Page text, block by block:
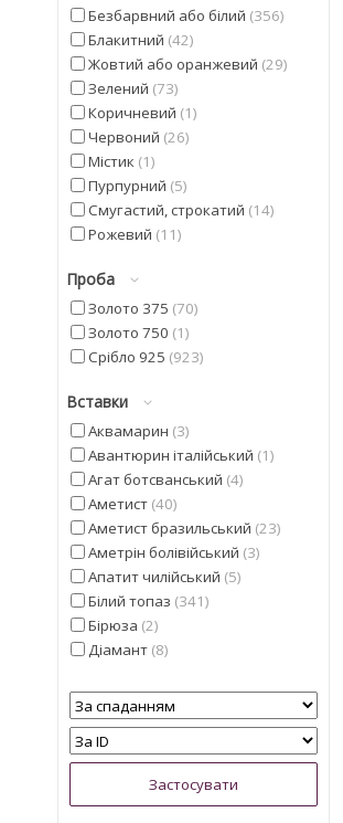
Безбарвний або білий 356
Блакитний 42
Жовтий або оранжевий 29
Зелений 73
Коричневий 1
Червоний 26
Містик 1
Пурпурний 5
Смугастий, строкатий 14
Рожевий 11
Фіолетовий
Чорний
20
Проба
Золото 375 70
Золото 750 1
Срібло 925 923
Вставки
Аквамарин 3
Авантюрин італійський 1
Агат ботсванський 4
Аметист 40
Аметист бразильський 23
Аметрін болівійський 3
Апатит чилійський 5
Білий топаз 341
Бірюза 2
Діамант 8
Гранат мозамбіцкій 11
Діаспор 30
Діопсид альберта
Смарагд 4